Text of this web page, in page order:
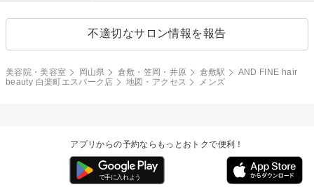
不適切なサロン情報を報告
美容院・美容室 岡山県 倉敷・笠岡・井原 倉敷駅
AND FINE hair
beauty 白楽町エスパーク店
地図・アクセス メンズ
アプリからの予約ならもっとおトクで便利！